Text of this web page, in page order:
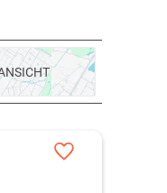
bewaldete
mit dem